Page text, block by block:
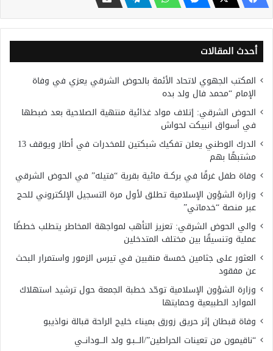
أحدث المقالات
المكتب الجهوي لاتحاد الأئمة بالحوض الشرقي يعزي في وفاة
الإمام “محمد فال ولد بده
الحوض الشرقي: إتلاف مواد غذائية منتهية الصلاحية بعد ضبطها
في أسواق انبيكت لحواش
الدرك الوطني يعلن تفكيك شبكتين للمخدرات في أطار ويوقف 13
مشتبهًا بهم
وفاة طفل غرقًا في بركــة مائية بقرية “فتيله” في الحوض الشرقي
وزارة الشؤون الإسلامية تطلق لأول مرة التسجيل الإلكتروني للحج
عبر منصة “خدماتي”
والي الحوض الشرقي: تعزيز التأهب لمواجهة المخاطر يتطلب خططًا
عملية وتنسيقًا بين مختلف المتدخلين
العثور على جثامين خمسة منقبين في تيرس الزمور واستمرار البحث
عن مفقود
وزارة الشؤون الإسلامية توحّد خطبة الجمعة حول ترشيد استهلاك
الموارد الطبيعية وحمايتها
وفاة قبطان إثر حريق زورق بميناء خليج الراحة قبالة نواذيبو
“ناقيمون من تعينات الحراطين”/الـــبـو ولد الـــودانــي